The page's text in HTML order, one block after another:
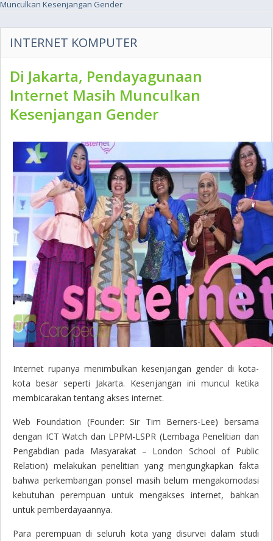
Munculkan Kesenjangan Gender
INTERNET KOMPUTER
Di Jakarta, Pendayagunaan
Internet Masih Munculkan
Kesenjangan Gender
Internet rupanya menimbulkan kesenjangan gender di kota-
kota besar seperti Jakarta. Kesenjangan ini muncul ketika
membicarakan tentang akses internet.
Web Foundation (Founder: Sir Tim Berners-Lee) bersama
dengan ICT Watch dan LPPM-LSPR (Lembaga Penelitian dan
Pengabdian pada Masyarakat – London School of Public
Relation) melakukan penelitian yang mengungkapkan fakta
bahwa perkembangan ponsel masih belum mengakomodasi
kebutuhan perempuan untuk mengakses internet, bahkan
untuk pemberdayaannya.
Para perempuan di seluruh kota yang disurvei dalam studi